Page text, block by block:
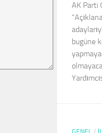
AK Parti
bugüne